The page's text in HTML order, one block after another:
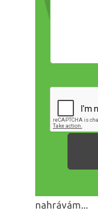
nahrávám...